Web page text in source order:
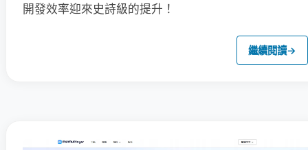
開發效率迎來史詩級的提升！
繼續閱讀→